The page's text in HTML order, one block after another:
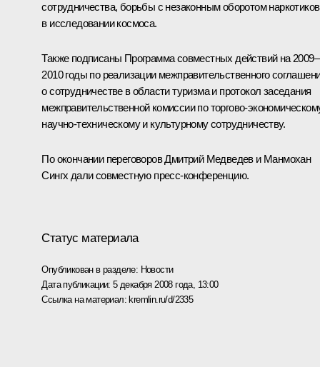
сотрудничества, борьбы с незаконным оборотом
в исследовании космоса.
Также подписаны Программа совместных действий на 2009–
2010 годы по реализации межправительственного
о сотрудничестве в области туризма и протокол заседания
межправительственной комиссии по торгово-
научно-техническому и культурному сотрудничеству.
По окончании переговоров Дмитрий Медведев и Манмохан
Сингх дали совместную пресс-конференцию.
Статус материала
Опубликован в разделе: Новости
Дата публикации:5 декабря 2008 года, 13:00
Ссылка на материал:kremlin.ru/d/2335